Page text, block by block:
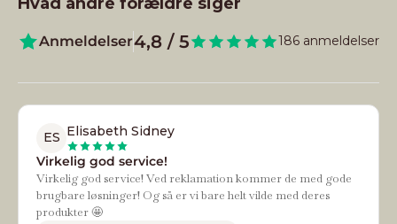
Anmeldelser4,8 / 5 186 anmeldelser
ES Elisabeth Sidney
Virkelig god service!
Virkelig god service! Ved reklamation kommer de med gode
brugbare løsninger! Og så er vi bare helt vilde med deres
produkter 🤩